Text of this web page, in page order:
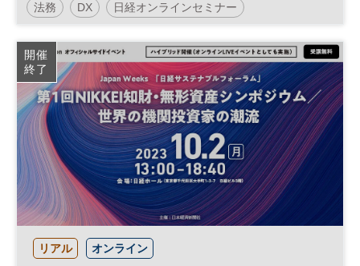
法務 DX 日経オンラインセミナー
開催
終了
リアル オンライン